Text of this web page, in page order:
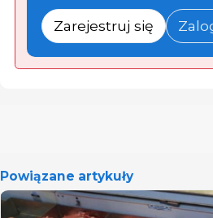
Zarejestruj się
Powiązane artykuły